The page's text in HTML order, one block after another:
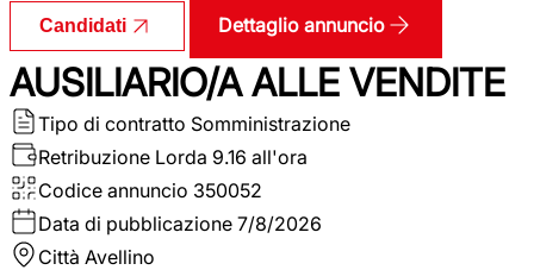
Candidati Dettaglio annuncio
AUSILIARIO/A ALLE VENDITE
Tipo di contratto Somministrazione
Retribuzione Lorda 9.16 all'ora
Codice annuncio 350052
Data di pubblicazione 7/8/2026
Città Avellino